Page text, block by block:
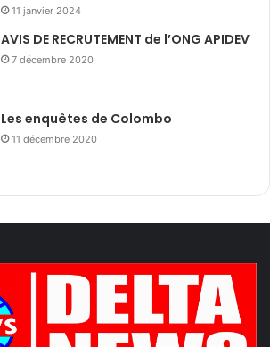
11 janvier 2024
AVIS DE RECRUTEMENT de l’ONG APIDEV
7 décembre 2020
Les enquêtes de Colombo
11 décembre 2020